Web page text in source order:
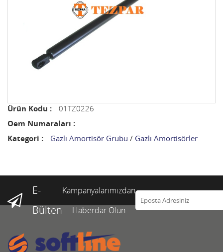
Ürün Kodu :
01TZ0226
Oem Numaraları :
Kategori :
Gazlı Amortisör Grubu / Gazlı Amortisörler
E-
Bülten
Kampanyalarımızdan
Haberdar Olun